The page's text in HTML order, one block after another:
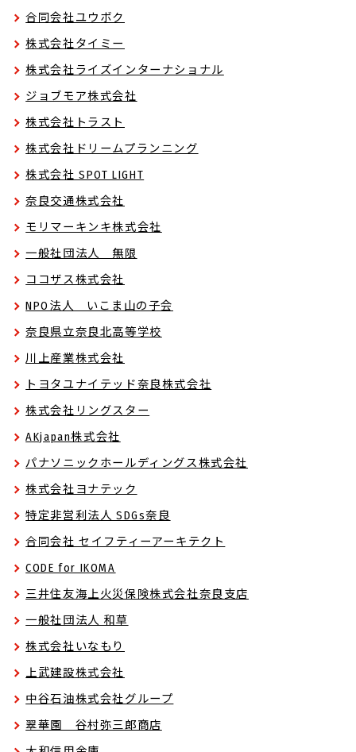
合同会社ユウボク
株式会社タイミー
株式会社ライズインターナショナル
ジョブモア株式会社
株式会社トラスト
株式会社ドリームプランニング
株式会社 SPOT LIGHT
奈良交通株式会社
モリマーキンキ株式会社
一般社団法人 無限
ココザス株式会社
NPO法人 いこま山の子会
奈良県立奈良北高等学校
川上産業株式会社
トヨタユナイテッド奈良株式会社
株式会社リングスター
AKjapan株式会社
パナソニックホールディングス株式会社
株式会社ヨナテック
特定非営利法人 SDGs奈良
合同会社 セイフティーアーキテクト
CODE for IKOMA
三井住友海上火災保険株式会社奈良支店
一般社団法人 和草
株式会社いなもり
上武建設株式会社
中谷石油株式会社グループ
翠華園 谷村弥三郎商店